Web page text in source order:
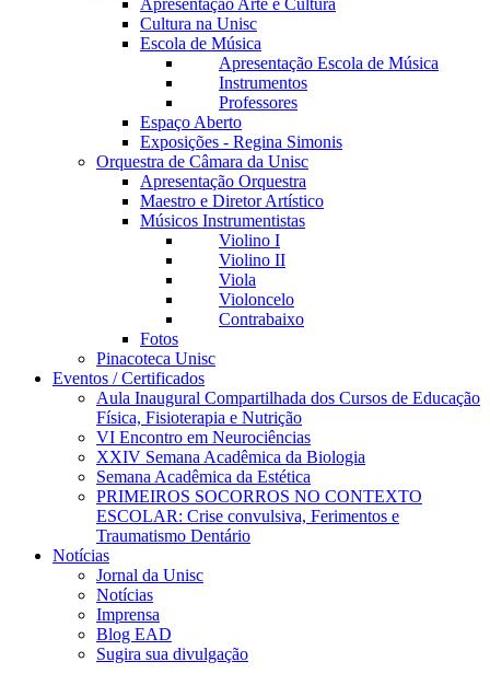
Apresentação Arte e Cultura
Cultura na Unisc
Escola de Música
Apresentação Escola de Música
Instrumentos
Professores
Espaço Aberto
Exposições - Regina Simonis
Orquestra de Câmara da Unisc
Apresentação Orquestra
Maestro e Diretor Artístico
Músicos Instrumentistas
Violino I
Violino II
Viola
Violoncelo
Contrabaixo
Fotos
Pinacoteca Unisc
Eventos / Certificados
Aula Inaugural Compartilhada dos Cursos de Educação
Física, Fisioterapia e Nutrição
VI Encontro em Neurociências
XXIV Semana Acadêmica da Biologia
Semana Acadêmica da Estética
PRIMEIROS SOCORROS NO CONTEXTO
ESCOLAR: Crise convulsiva, Ferimentos e
Traumatismo Dentário
Notícias
Jornal da Unisc
Notícias
Imprensa
Blog EAD
Sugira sua divulgação